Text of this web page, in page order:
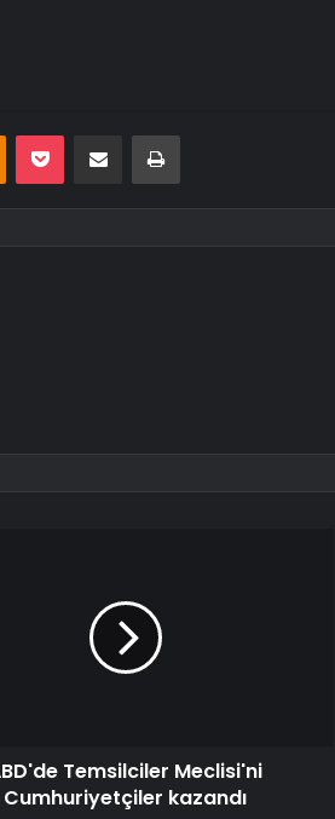
Odnoklassniki
Pocket E-Posta ile paylaş Yazdır
Temsilciler Meclisi'ni
Cumhuriyetçiler kazandı